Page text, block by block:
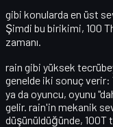
gibi konularda en üst
Şimdi bu birikimi, 100
zamanı.
rain gibi yüksek
genelde iki sonuç verir:
ya da oyuncu, oyunu
gelir. rain'in mekanik
düşünüldüğünde, 100T